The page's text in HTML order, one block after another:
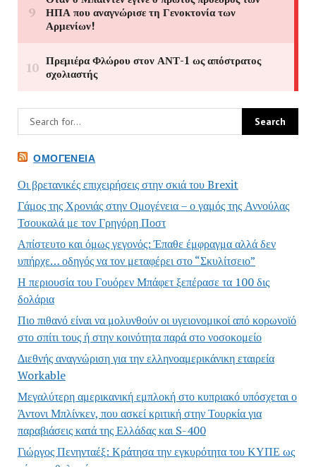
ΟΜΟΓΈΝΕΙΑ
Οι βρετανικές επιχειρήσεις στην σκιά του Brexit
Γάμος της Χρονιάς στην Ομογένεια – ο γαμός της Αννούλας
Τσουκαλά με τον Γρηγόρη Ποστ
Απίστευτο και όμως γεγονός: Έπαθε έμφραγμα αλλά δεν
υπήρχε… οδηγός να τον μεταφέρει στο “Σκυλίτσειο”
Η περιουσία του Γουόρεν Μπάφετ ξεπέρασε τα 100 δις
δολάρια
Πιο πιθανό είναι να μολυνθούν οι υγειονομικοί από κορωνοϊό
στο σπίτι τους ή στην κοινότητα παρά στο νοσοκομείο
Διεθνής αναγνώριση για την ελληνοαμερικάνικη εταιρεία
Workable
Μεγαλύτερη αμερικανική εμπλοκή στο κυπριακό υπόσχεται ο
Άντονι Μπλίνκεν, που ασκεί κριτική στην Τουρκία για
παραβιάσεις κατά της Ελλάδας και S-400
Γιώργος Πενηνταέξ: Κράτησα την εγκυρότητα του ΚΥΠΕ ως